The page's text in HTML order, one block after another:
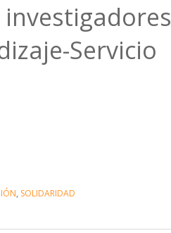
investigadores
Servicio
, SOLIDARIDAD